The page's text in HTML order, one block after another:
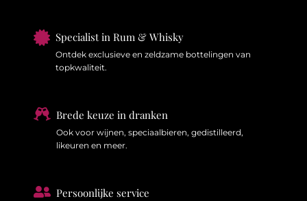
 Specialist in Rum & Whisky
Ontdek exclusieve en zeldzame bottelingen van
topkwaliteit.
 Brede keuze in dranken
Ook voor wijnen, speciaalbieren, gedistilleerd,
likeuren en meer.
 Persoonlijke service